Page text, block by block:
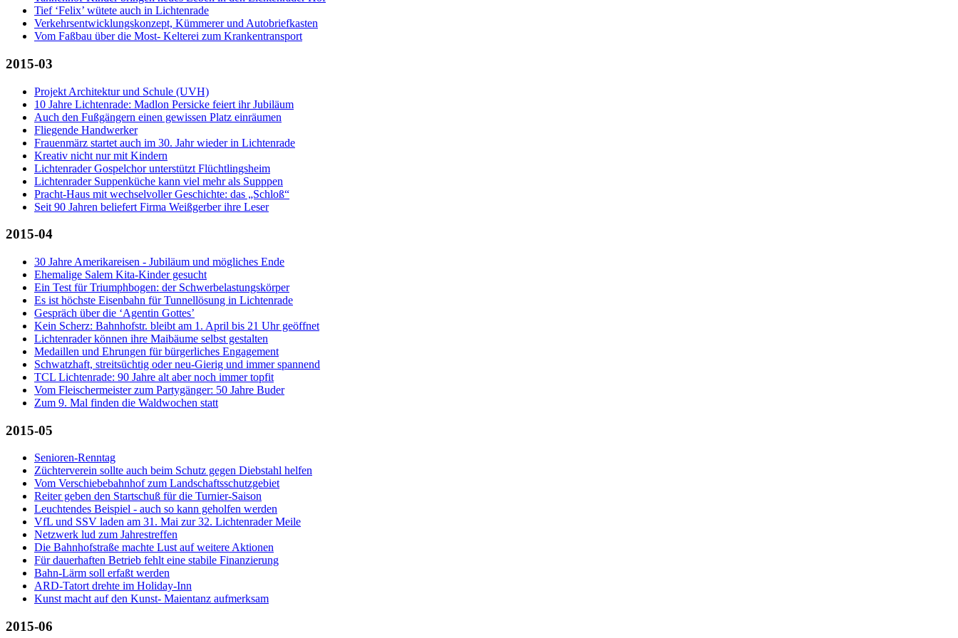
Tief ‘Felix’ wütete auch in Lichtenrade
Verkehrsentwicklungskonzept, Kümmerer und Autobriefkasten
Vom Faßbau über die Most- Kelterei zum Krankentransport
2015-03
Projekt Architektur und Schule (UVH)
10 Jahre Lichtenrade: Madlon Persicke feiert ihr Jubiläum
Auch den Fußgängern einen gewissen Platz einräumen
Fliegende Handwerker
Frauenmärz startet auch im 30. Jahr wieder in Lichtenrade
Kreativ nicht nur mit Kindern
Lichtenrader Gospelchor unterstützt Flüchtlingsheim
Lichtenrader Suppenküche kann viel mehr als Supppen
Pracht-Haus mit wechselvoller Geschichte: das „Schloß“
Seit 90 Jahren beliefert Firma Weißgerber ihre Leser
2015-04
30 Jahre Amerikareisen - Jubiläum und mögliches Ende
Ehemalige Salem Kita-Kinder gesucht
Ein Test für Triumphbogen: der Schwerbelastungskörper
Es ist höchste Eisenbahn für Tunnellösung in Lichtenrade
Gespräch über die ‘Agentin Gottes’
Kein Scherz: Bahnhofstr. bleibt am 1. April bis 21 Uhr geöffnet
Lichtenrader können ihre Maibäume selbst gestalten
Medaillen und Ehrungen für bürgerliches Engagement
Schwatzhaft, streitsüchtig oder neu-Gierig und immer spannend
TCL Lichtenrade: 90 Jahre alt aber noch immer topfit
Vom Fleischermeister zum Partygänger: 50 Jahre Buder
Zum 9. Mal finden die Waldwochen statt
2015-05
Senioren-Renntag
Züchterverein sollte auch beim Schutz gegen Diebstahl helfen
Vom Verschiebebahnhof zum Landschaftsschutzgebiet
Reiter geben den Startschuß für die Turnier-Saison
Leuchtendes Beispiel - auch so kann geholfen werden
VfL und SSV laden am 31. Mai zur 32. Lichtenrader Meile
Netzwerk lud zum Jahrestreffen
Die Bahnhofstraße machte Lust auf weitere Aktionen
Für dauerhaften Betrieb fehlt eine stabile Finanzierung
Bahn-Lärm soll erfaßt werden
ARD-Tatort drehte im Holiday-Inn
Kunst macht auf den Kunst- Maientanz aufmerksam
2015-06